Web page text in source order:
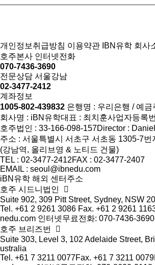
개인정보취급방침 이용약관 IBN유학 회사
호주본사 인터넷전화
070-7436-3690
전문상담 서울강남
02-3477-2412
계좌정보
1005-802-439832 은행명 : 우리은행 / 예
회사명 : iBN유학대표 : 최치훈사업자등록
호주법인 : 33-166-098-157Director :
주소 : 서울특별시 서초구 서초동 1305-7번
(강남역, 올리브영 & 노티드 건물)
TEL : 02-3477-2412FAX : 02-3477-2407
EMAIL : seoul@ibnedu.com
iBN유학 해외 센터주소
호주 시드니법인
Suite 902, 309 Pitt Street, Sydney, NSW
Tel. +61 2 9261 3086 Fax. +61 2 9261
nedu.com 인터넷무료전화: 070-7436-3690
호주 브리즈번
Suite 303, Level 3, 102 Adelaide Street,
ustralia
Tel. +61 7 3211 0077Fax. +61 7 3211 0079